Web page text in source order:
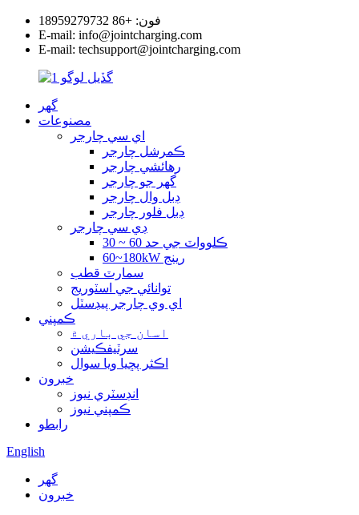
فون: +86 18959279732
E-mail: info@jointcharging.com
E-mail: techsupport@jointcharging.com
گھر
مصنوعات
اي سي چارجر
ڪمرشل چارجر
رهائشي چارجر
گهر جو چارجر
ڊبل وال چارجر
ڊبل فلور چارجر
ڊي سي چارجر
30 ~ 60 ڪلوواٽ جي حد
60~180kW رينج
سمارٽ قطب
توانائي جي اسٽوريج
اي وي چارجر پيڊسٽل
ڪمپني
اسان جي باري ۾
سرٽيفڪيشن
اڪثر پڇيا ويا سوال
خبرون
انڊسٽري نيوز
ڪمپني نيوز
رابطو
English
گھر
خبرون